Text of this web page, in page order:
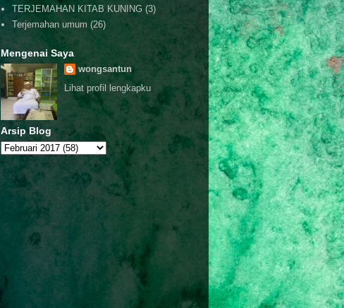
TERJEMAHAN KITAB KUNING (3)
Terjemahan umum (26)
Mengenai Saya
wongsantun
Lihat profil lengkapku
Arsip Blog